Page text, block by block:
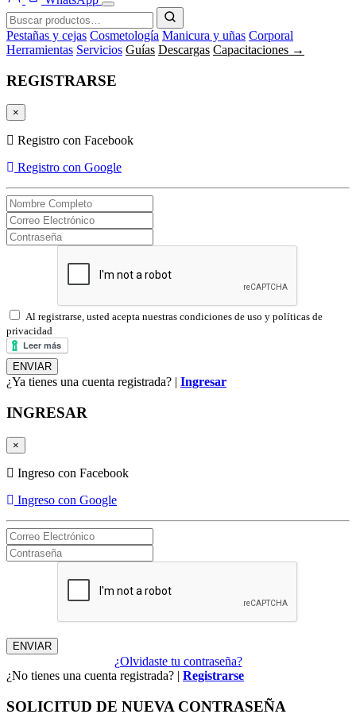
Pestañas y cejas Cosmetología Manicura y uñas Corporal
Herramientas Servicios Guías Descargas Capacitaciones →
REGISTRARSE
×
Registro con Facebook
Registro con Google
Al registrarse, usted acepta nuestras condiciones de uso y políticas de
privacidad
¿Ya tienes una cuenta registrada? | Ingresar
INGRESAR
×
Ingreso con Facebook
Ingreso con Google
¿Olvidaste tu contraseña?
¿No tienes una cuenta registrada? | Registrarse
SOLICITUD DE NUEVA CONTRASEÑA